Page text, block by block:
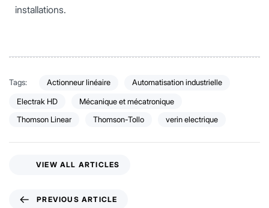
installations.
Tags: Actionneur linéaire
Automatisation industrielle
Electrak HD
Mécanique et mécatronique
Thomson Linear
Thomson-Tollo verin electrique
PREVIOUS ARTICLE
VIEW ALL ARTICLES